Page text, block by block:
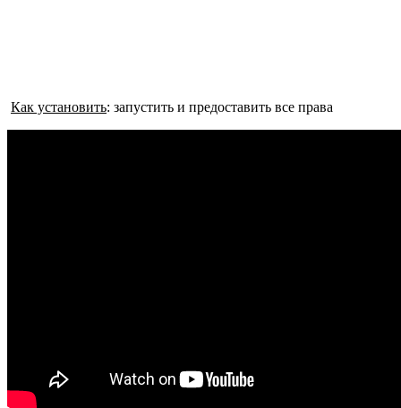
Как установить: запустить и предоставить все права